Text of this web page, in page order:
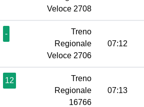
Veloce 2708
-
Treno
Regionale
Veloce 2706
07:12
12
Treno
Regionale
16766
07:13